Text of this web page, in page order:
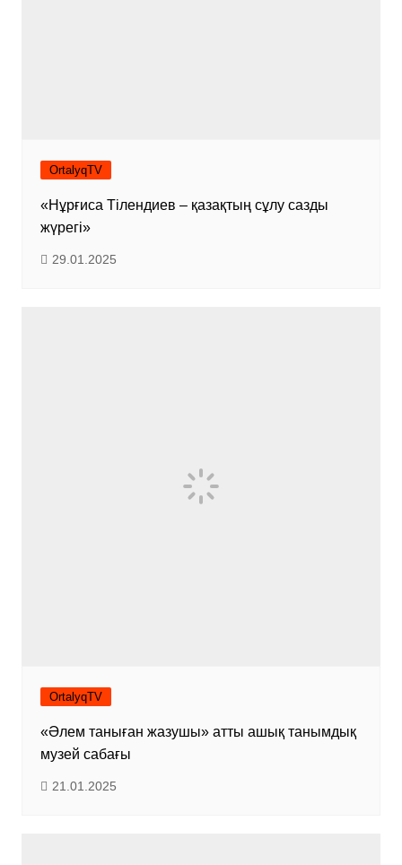
OrtalyqTV
«Нұрғиса Тілендиев – қазақтың сұлу сазды
жүрегі»
29.01.2025
OrtalyqTV
«Әлем таныған жазушы» атты ашық танымдық
музей сабағы
21.01.2025